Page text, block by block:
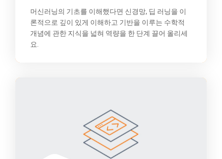
머신러닝의 기초를 이해했다면 신경망, 딥 러닝을 이
론적으로 깊이 있게 이해하고 기반을 이루는 수학적
개념에 관한 지식을 넓혀 역량을 한 단계 끌어 올리세
요.